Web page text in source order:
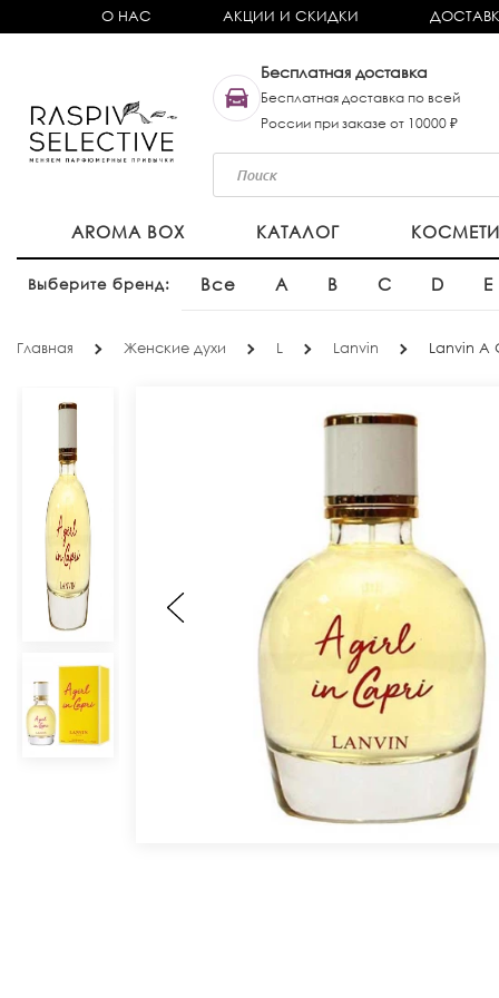
О НАС АКЦИИ И СКИДКИ
Бесплатная доставка
Бесплатная доставка по всей
России при заказе от 10000 ₽
AROMA BOX КАТАЛОГ
Выберите бренд: Все A B C D E
Главная Женские духи L Lanvin Lanvin A